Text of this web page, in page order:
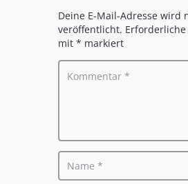
Deine E-Mail-Adresse wird
veröffentlicht.
mit * markiert